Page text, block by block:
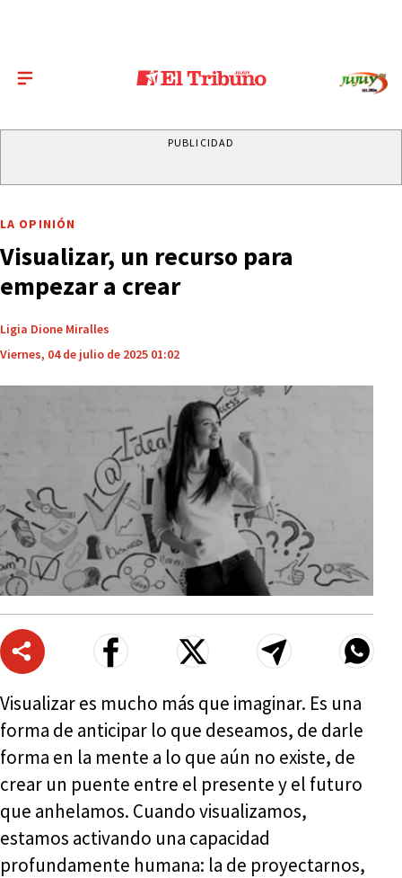
PUBLICIDAD
LA OPINIÓN
Visualizar, un recurso para
empezar a crear
Ligia Dione Miralles
Viernes, 04 de julio de 2025 01:02
Visualizar es mucho más que imaginar. Es una
forma de anticipar lo que deseamos, de darle
forma en la mente a lo que aún no existe, de
crear un puente entre el presente y el futuro
que anhelamos. Cuando visualizamos,
estamos activando una capacidad
profundamente humana: la de proyectarnos,